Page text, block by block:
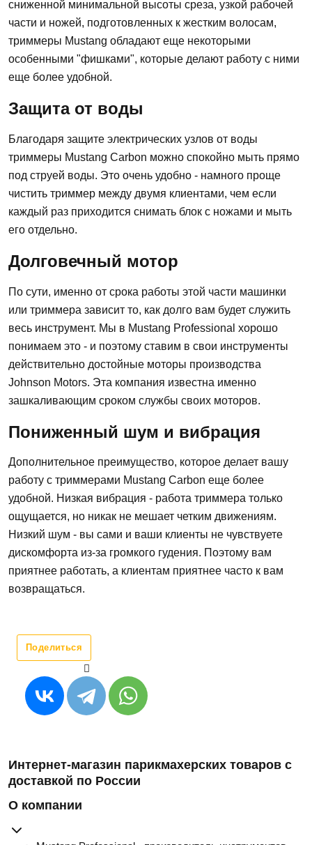
сниженной минимальной высоты среза, узкой рабочей
части и ножей, подготовленных к жестким волосам,
триммеры Mustang обладают еще некоторыми
особенными "фишками", которые делают работу с ними
еще более удобной.
Защита от воды
Благодаря защите электрических узлов от воды
триммеры Mustang Carbon можно спокойно мыть прямо
под струей воды. Это очень удобно - намного проще
чистить триммер между двумя клиентами, чем если
каждый раз приходится снимать блок с ножами и мыть
его отдельно.
Долговечный мотор
По сути, именно от срока работы этой части машинки
или триммера зависит то, как долго вам будет служить
весь инструмент. Мы в Mustang Professional хорошо
понимаем это - и поэтому ставим в свои инструменты
действительно достойные моторы производства
Johnson Motors. Эта компания известна именно
зашкаливающим сроком службы своих моторов.
Пониженный шум и вибрация
Дополнительное преимущество, которое делает вашу
работу с триммерами Mustang Carbon еще более
удобной. Низкая вибрация - работа триммера только
ощущается, но никак не мешает четким движениям.
Низкий шум - вы сами и ваши клиенты не чувствуете
дискомфорта из-за громкого гудения. Поэтому вам
приятнее работать, а клиентам приятнее часто к вам
возвращаться.
Поделиться
Интернет-магазин парикмахерских товаров с
доставкой по России
О компании